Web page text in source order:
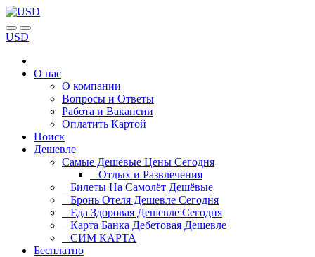
USD
О нас
О компании
Вопросы и Ответы
Работа и Вакансии
Оплатить Картой
Поиск
Дешевле
Самые Дешёвые Цены Сегодня
Отдых и Развлечения
Билеты На Самолёт Дешёвые
Бронь Отеля Дешевле Сегодня
Еда Здоровая Дешевле Сегодня
Карта Банка Дебетовая Дешевле
СИМ КАРТА
Бесплатно